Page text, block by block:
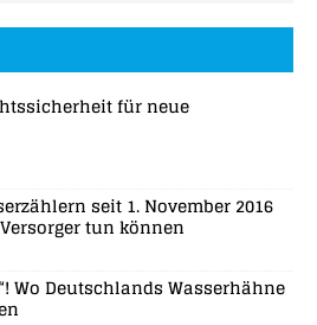
für neue
seit 1. November 2016
tun können
Wo Deutschlands Wasserhähne